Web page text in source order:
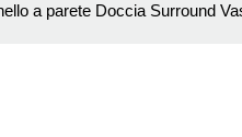
a parete Doccia Surround